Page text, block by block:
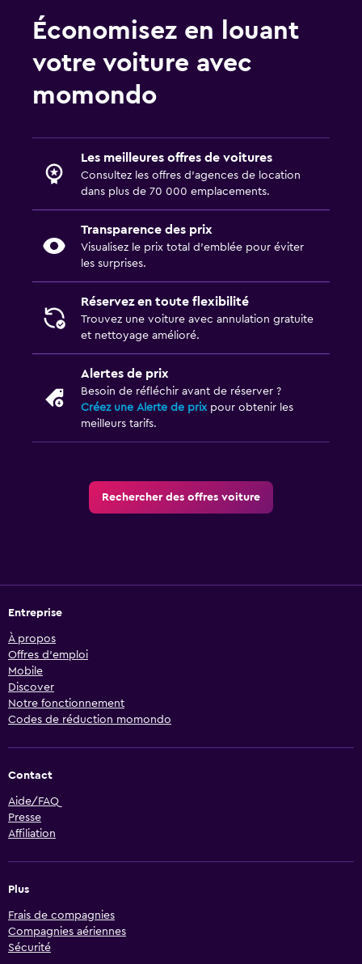
Économisez en louant
votre voiture avec
momondo
Les meilleures offres de voitures
Consultez les offres d’agences de location
dans plus de 70 000 emplacements.
Transparence des prix
Visualisez le prix total d’emblée pour éviter
les surprises.
Réservez en toute flexibilité
Trouvez une voiture avec annulation gratuite
et nettoyage amélioré.
Alertes de prix
Besoin de réfléchir avant de réserver ?
Créez une Alerte de prixpour obtenir les
meilleurs tarifs.
Rechercher des offres voiture
Entreprise
À propos
Offres d’emploi
Mobile
Discover
Notre fonctionnement
Codes de réduction momondo
Contact
Aide/FAQ
Presse
Affiliation
Plus
Frais de compagnies
Compagnies aériennes
Sécurité